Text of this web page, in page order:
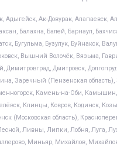
Адыгейск, Ак-Довурак, Алапаевск,
Балахна, Балей, Барнаул,
Бугульма, Бузулук, Буйнакск,
Вышний Волочёк, Вязьма,
Димитровград, Дмитровск,
Заречный (Пензенская
Камень-на-Оби,
Клинцы, Ковров, Кодинск,
(Московская область),
Ливны, Липки, Лобня, Луга,
Миньяр, Михайлов,